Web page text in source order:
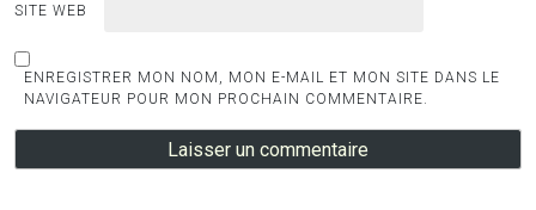
SITE WEB
ENREGISTRER MON NOM, MON E-MAIL ET MON SITE DANS LE
NAVIGATEUR POUR MON PROCHAIN COMMENTAIRE.